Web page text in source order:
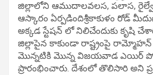
జిల్లాలోని ఆముదాలవలస, పలాస, రైల్వే
ఆస్కారం ఏర్పడిందిశ్రీకాకుళం రోడ్
అక్కడ స్టేషన్ లో నిలిచేందుకు కృషి
జిల్లాపైన కాకుండా రాష్ట్రంపై రామ్మోహన్
మొన్నటికి మొన్న విజయవాడ ఎయిర్
ప్రారంభించారు. దేశంలో తొలిసారి అని